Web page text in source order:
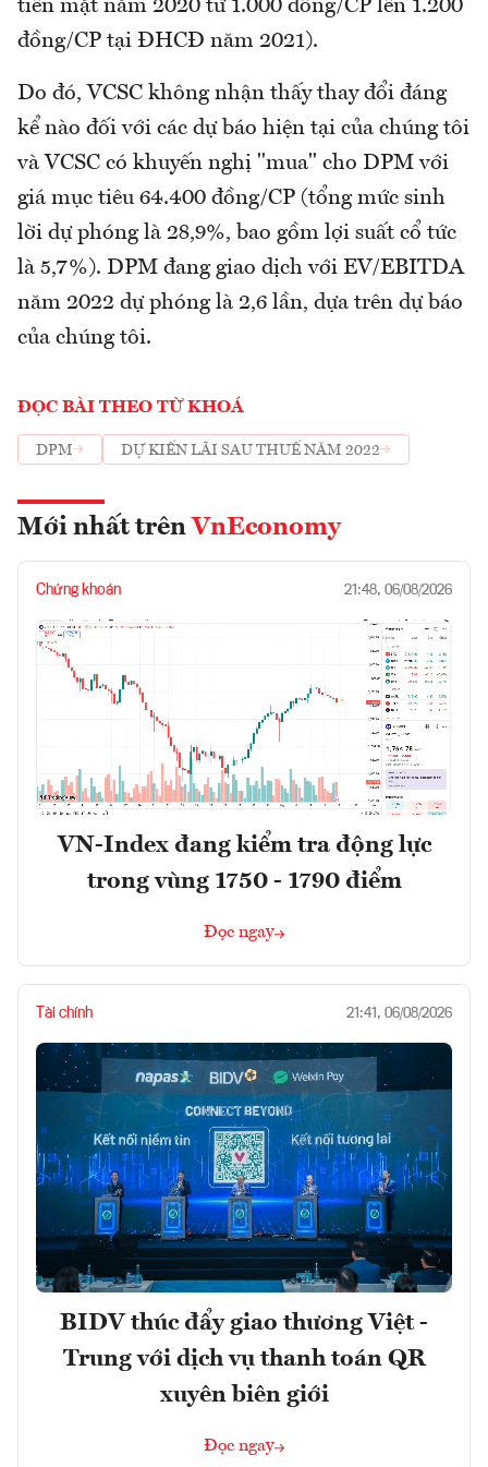
tiền mặt năm 2020 từ 1.000 đồng/CP lên 1.200
đồng/CP tại ĐHCĐ năm 2021).
Do đó, VCSC không nhận thấy thay đổi đáng
kể nào đối với các dự báo hiện tại của chúng tôi
và VCSC có khuyến nghị "mua" cho DPM với
giá mục tiêu 64.400 đồng/CP (tổng mức sinh
lời dự phóng là 28,9%, bao gồm lợi suất cổ tức
là 5,7%). DPM đang giao dịch với EV/EBITDA
năm 2022 dự phóng là 2,6 lần, dựa trên dự báo
của chúng tôi.
ĐỌC BÀI THEO TỪ KHOÁ
DPM DỰ KIẾN LÃI SAU THUẾ NĂM 2022
Mới nhất trên VnEconomy
Chứng khoán 21:48, 06/08/2026
VN-Index đang kiểm tra động lực
trong vùng 1750 - 1790 điểm
Đọc ngay
Tài chính 21:41, 06/08/2026
BIDV thúc đẩy giao thương Việt -
Trung với dịch vụ thanh toán QR
xuyên biên giới
Đọc ngay